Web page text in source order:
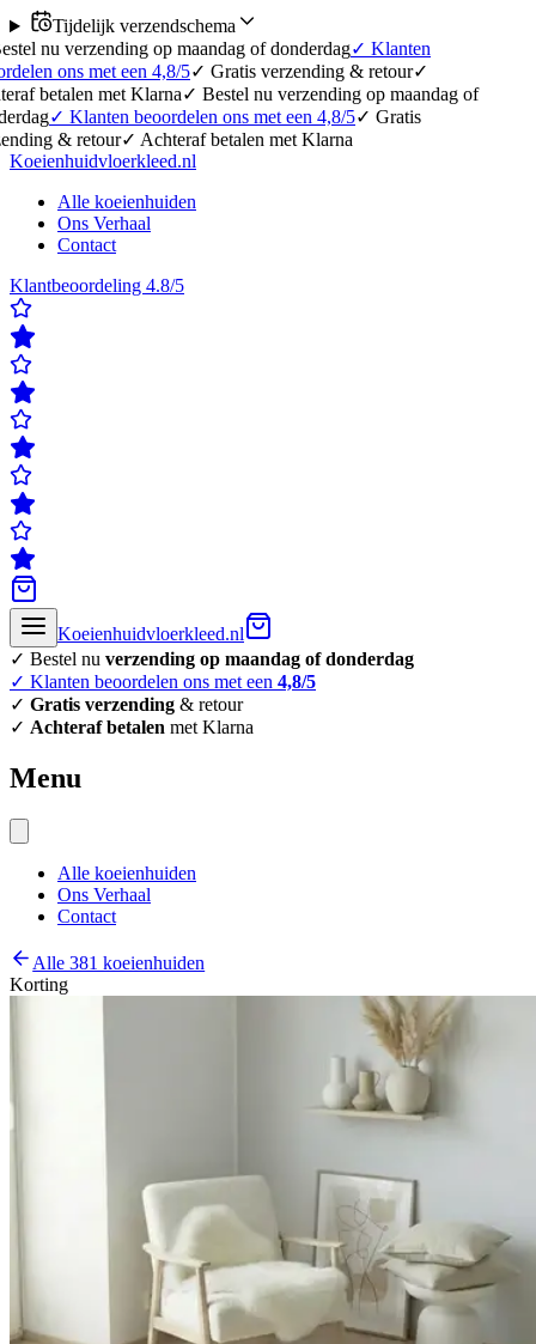
Tijdelijk verzendschema
op maandag of donderdag✓Klanten
met een 4,8/5 ✓Gratis verzending & retour✓
met Klarna✓ Bestel nu verzending op maandag of
beoordelen ons met een 4,8/5 ✓Gratis
✓Achteraf betalen met Klarna
Koeienhuidvloerkleed.nl
Alle koeienhuiden
Ons Verhaal
Contact
Klantbeoordeling 4.8/5
Koeienhuidvloerkleed.nl
✓ Bestel nu verzending op maandag of donderdag
✓ Klanten beoordelen ons met een 4,8/5
✓ Gratis verzending & retour
✓ Achteraf betalen met Klarna
Menu
Alle koeienhuiden
Ons Verhaal
Contact
Alle 381 koeienhuiden
Korting